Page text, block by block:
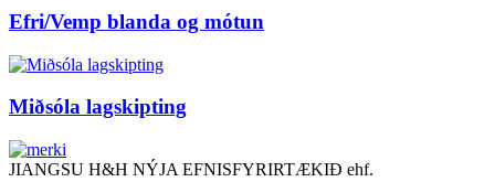
Efri/Vemp blanda og mótun
Miðsóla lagskipting
JIANGSU H&H NÝJA EFNISFYRIRTÆKIÐ ehf.